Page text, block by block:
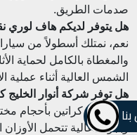
صدمات الطريق.
هل يتوفر لديكم هاف
نعم، نمتلك أسطولاً من
والمغطاة بالكامل لحماية
الشمس العالية أثناء عملية
هل توفر شركة أنوار الخليج
نعم، نوفر كراتين بأحجام
وبجودة عالية تتحمل